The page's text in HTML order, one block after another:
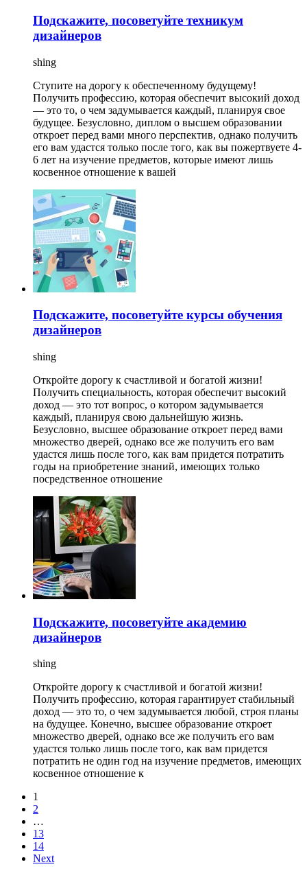
Подскажите, посоветуйте техникум
дизайнеров
shing
Ступите на дорогу к обеспеченному будущему!
Получить профессию, которая обеспечит высокий доход
— это то, о чем задумывается каждый, планируя свое
будущее. Безусловно, диплом о высшем образовании
откроет перед вами много перспектив, однако получить
его вам удастся только после того, как вы пожертвуете 4-
6 лет на изучение предметов, которые имеют лишь
косвенное отношение к вашей
Подскажите, посоветуйте курсы обучения
дизайнеров
shing
Откройте дорогу к счастливой и богатой жизни!
Получить специальность, которая обеспечит высокий
доход — это тот вопрос, о котором задумывается
каждый, планируя свою дальнейшую жизнь.
Безусловно, высшее образование откроет перед вами
множество дверей, однако все же получить его вам
удастся лишь после того, как вам придется потратить
годы на приобретение знаний, имеющих только
посредственное отношение
Подскажите, посоветуйте академию
дизайнеров
shing
Откройте дорогу к счастливой и богатой жизни!
Получить профессию, которая гарантирует стабильный
доход — это то, о чем задумывается любой, строя планы
на будущее. Конечно, высшее образование откроет
множество дверей, однако все же получить его вам
удастся только лишь после того, как вам придется
потратить не один год на изучение предметов, имеющих
косвенное отношение к
1
2
…
13
14
Next